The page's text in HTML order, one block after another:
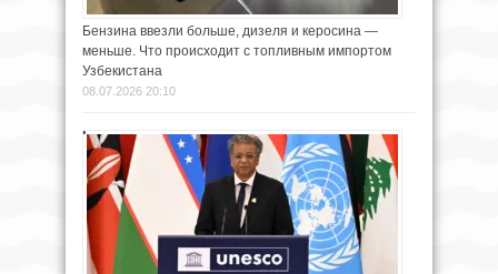
Бензина ввезли больше, дизеля и керосина —
меньше. Что происходит с топливным импортом
Узбекистана
08.07.2026 20:10